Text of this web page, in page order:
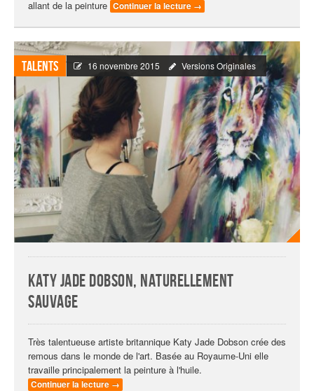
allant de la peinture Continuer la lecture →
Talents 16 novembre 2015 Versions Originales
Katy Jade Dobson, naturellement
sauvage
Très talentueuse artiste britannique Katy Jade Dobson crée des
remous dans le monde de l'art. Basée au Royaume-Uni elle
travaille principalement la peinture à l'huile.
Continuer la lecture →